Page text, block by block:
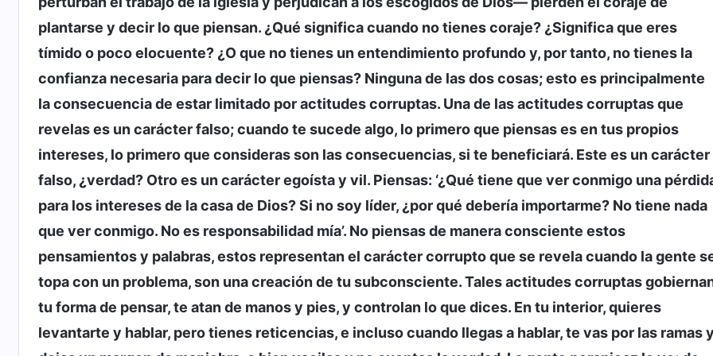
plantarse y decir lo que piensan. ¿Qué significa cuando no tienes coraje? ¿Significa que eres
tímido o poco elocuente? ¿O que no tienes un entendimiento profundo y, por tanto, no tienes la
confianza necesaria para decir lo que piensas? Ninguna de las dos cosas; esto es principalmente
la consecuencia de estar limitado por actitudes corruptas. Una de las actitudes corruptas que
revelas es un carácter falso; cuando te sucede algo, lo primero que piensas es en tus propios
intereses, lo primero que consideras son las consecuencias, si te beneficiará. Este es un carácter
falso, ¿verdad? Otro es un carácter egoísta y vil. Piensas: ‘¿Qué tiene que ver conmigo una
para los intereses de la casa de Dios? Si no soy líder, ¿por qué debería importarme? No tiene nada
que ver conmigo. No es responsabilidad mía’. No piensas de manera consciente estos
pensamientos y palabras, estos representan el carácter corrupto que se revela cuando la gente
topa con un problema, son una creación de tu subconsciente. Tales actitudes corruptas
tu forma de pensar, te atan de manos y pies, y controlan lo que dices. En tu interior, quieres
levantarte y hablar, pero tienes reticencias, e incluso cuando llegas a hablar, te vas por las ramas y